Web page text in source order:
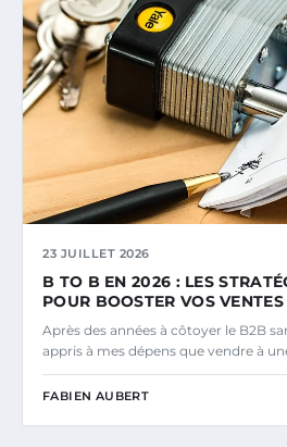
23 JUILLET 2026
B TO B EN 2026 : LES
POUR BOOSTER VOS VENTES
Après des années à côtoyer le B2B
appris à mes dépens que vendre à
FABIEN AUBERT